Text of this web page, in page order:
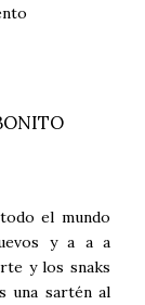
el mundo
y a a a
y los snaks
una sartén al